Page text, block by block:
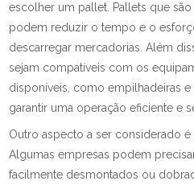
escolher um pallet. Pallets que
podem reduzir o tempo e o
descarregar mercadorias. Além
sejam compatíveis com os
disponíveis, como empilhadeiras e
garantir uma operação eficiente e
Outro aspecto a ser considerado
Algumas empresas podem
facilmente desmontados ou